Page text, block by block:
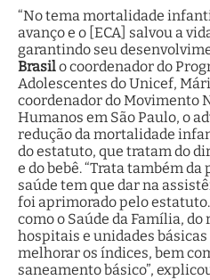
“No tema mortalidade
avanço e o [ECA] salvou a
garantindo seu
Brasilo coordenador do
Adolescentes do Unicef,
coordenador do Movimento
Humanos em São Paulo, o
redução da mortalidade
do estatuto, que tratam do
e do bebê. “Trata também
saúde tem que dar na
foi aprimorado pelo
como o Saúde da Família,
hospitais e unidades
melhorar os índices, bem
saneamento básico”,